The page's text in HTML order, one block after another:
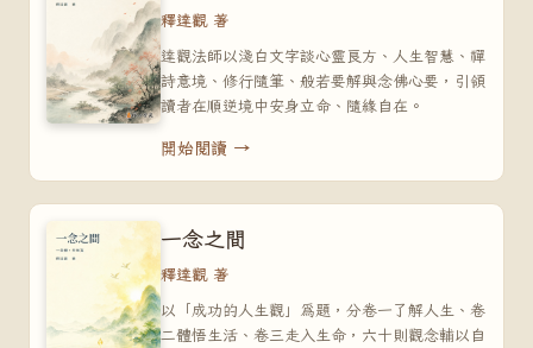
釋達觀 著
達觀法師以淺白文字談心靈良方、人生智慧、禪
詩意境、修行隨筆、般若要解與念佛心要，引領
讀者在順逆境中安身立命、隨緣自在。
開始閱讀 →
一念之間
釋達觀 著
以「成功的人生觀」為題，分卷一了解人生、卷
二體悟生活、卷三走入生命，六十則觀念輔以自